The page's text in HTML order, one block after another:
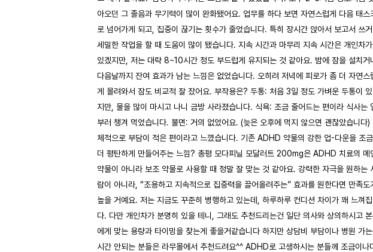
아오던 그 졸음과 무기력이 많이 완화됐어요. 업무를 하다 보면 자연스럽게 다음 태스
로 넘어가게 되고, 집중이 끊기는 횟수가 줄었습니다. 특히 장시간 앉아서 보고서 쓰
세밀한 작업을 할 때 도움이 많이 됐습니다. 지속 시간과 마무리 지속 시간은 개인차가
있겠지만, 저는 대략 8~10시간 정도 부드럽게 유지되는 것 같아요. 밤에 잠을 설치거
다음날까지 잔여 효과가 남는 느낌은 없었습니다. 오히려 저녁에 피로가 좀 더 자연스
게 몰려와서 잠도 비교적 잘 잤어요. 부작용은? 두통: 처음 3일 정도 가벼운 두통이
지만, 물을 많이 마시고 나니 금방 사라졌습니다. 식욕: 조금 줄어드는 편이라 식사는
부러 챙겨 먹었습니다. 불면: 거의 없었어요. (늦은 오후에 먹지 않으면 괜찮았습니다)
체적으로 부담이 적은 편이라고 느꼈습니다. 기존 ADHD 약물의 강한 업-다운을 조금
더 평탄하게 만들어주는 느낌? 총평 모다피닐 모달러트 200mg은 ADHD 치료의 메
약물이 아니라 보조 약물로 사용할 때 정말 잘 맞는 것 같아요. 강력한 자극을 원하는
람이 아니라, “조용하고 지속적으로 집중력을 끌어올려주는” 효과를 원한다면 만족도
높을 거예요. 저는 지금도 꾸준히 병행하고 있는데, 하루하루 컨디션 차이가 꽤 느껴집
다. 다만 개인차가 분명히 있을 테니, 그래도 추천드리는건 일단 의사와 상의하시고
에게 맞는 용량과 타이밍을 찾는게 좋을거같습니다 하지만 상담비 부담이나 병원 가는
시간 안되는 분들은 라무몰에서 추천드려요^^ ADHD로 고생하시는 분들께 조금이나